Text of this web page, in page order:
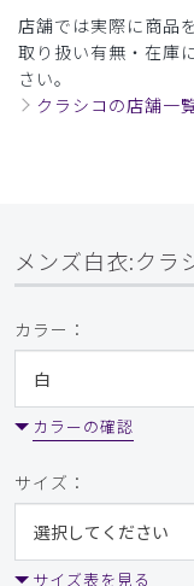
店舗では実際に商品
取り扱い有無・在庫
さい。
クラシコの店舗一
メンズ白衣:クラ
カラー：
カラーの確認
サイズ：
サイズ表を見る